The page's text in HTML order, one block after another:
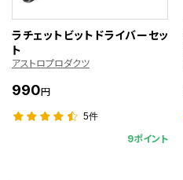
ラチェットビットドライバーセッ
ト
アストロプロダクツ
990円
5件
9ポイント